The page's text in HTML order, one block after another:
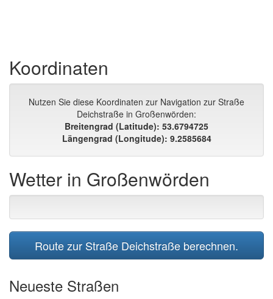
Koordinaten
Nutzen Sie diese Koordinaten zur Navigation zur Straße
Deichstraße in Großenwörden:
Breitengrad (Latitude): 53.6794725
Längengrad (Longitude): 9.2585684
Wetter in Großenwörden
Route zur Straße Deichstraße berechnen.
Neueste Straßen